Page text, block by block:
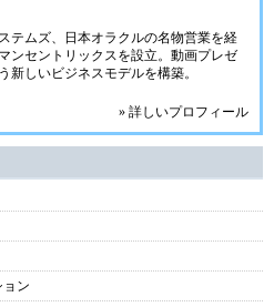
テムズ、日本オラクルの名物営業を経
ンセントリックスを設立。動画プレゼ
新しいビジネスモデルを構築。
» 詳しいプロフィール
ン